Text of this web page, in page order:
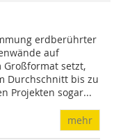
erdberührter
auf
setzt,
Durchschnitt bis zu
Projekten sogar...
mehr